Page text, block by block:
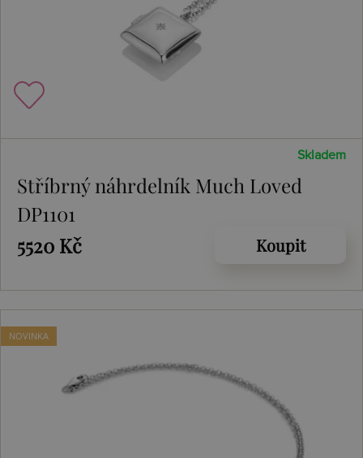
Skladem
Stříbrný náhrdelník Much Loved
DP1101
5520 Kč
Koupit
NOVINKA